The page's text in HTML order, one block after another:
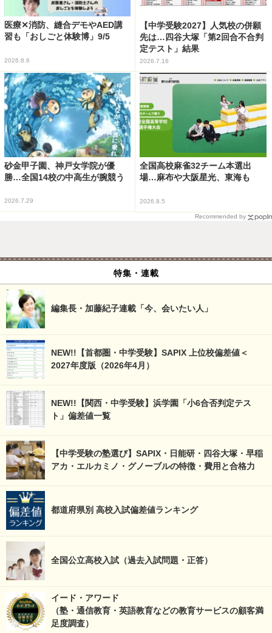
医療✕消防、縫合デモやAED講
習も「おしごと体験博」9/5
2026.8.6
【中学受験2027】人気校の併願
先は…四谷大塚「第2回合不合判
定テスト」結果
2026.7.16
砂金甲子園、神戸女学院が優
勝…全国14校の中高生が腕競う
2026.7.29
全国高校麻雀32チーム本選出
場…麻布や大阪星光、東海も
2026.8.5
Recommended by
特集・連載
編集長・加藤紀子連載「今、会いたい人」
NEW!!【首都圏・中学受験】SAPIX 上位校偏差値＜
2027年度版（2026年4月）
NEW!!【関西・中学受験】浜学園「小6合否判定テス
ト」偏差値一覧
【中学受験の塾選び】SAPIX・日能研・四谷大塚・早稲
アカ・エルカミノ・グノーブルの特徴・費用と合格力
都道府県別 高校入試偏差値ランキング
全国公立高校入試（過去入試問題・正答）
イード・アワード
（塾・通信教育・英語教育などの教育サービスの顧客満
足度調査）